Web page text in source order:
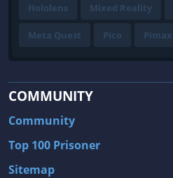
Hololens Mixed Reality
Meta Quest Pico Pimax
COMMUNITY
Community
Top 100 Prisoner
Sitemap